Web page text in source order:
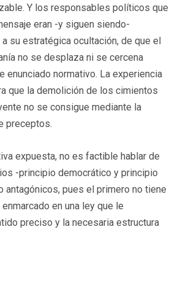
Y los responsables políticos que
eran -y siguen siendo-
su estratégica ocultación, de que el
no se desplaza ni se cercena
enunciado normativo. La experiencia
que la demolición de los cimientos
no se consigue mediante la
preceptos.
expuesta, no es factible hablar de
-principio democrático y principio
antagónicos, pues el primero no tiene
en una ley que le
preciso y la necesaria estructura